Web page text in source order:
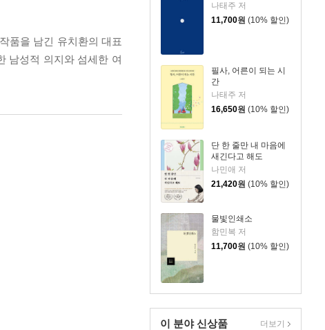
나태주 저
11,700원 (10% 할인)
필사, 어른이 되는 시
간
나태주 저
16,650원 (10% 할인)
단 한 줄만 내 마음에
새긴다고 해도
나민애 저
21,420원 (10% 할인)
물빛인쇄소
함민복 저
11,700원 (10% 할인)
이 분야 신상품 더보기
품을 남긴 유치환의 대표
남성적 의지와 섬세한 여